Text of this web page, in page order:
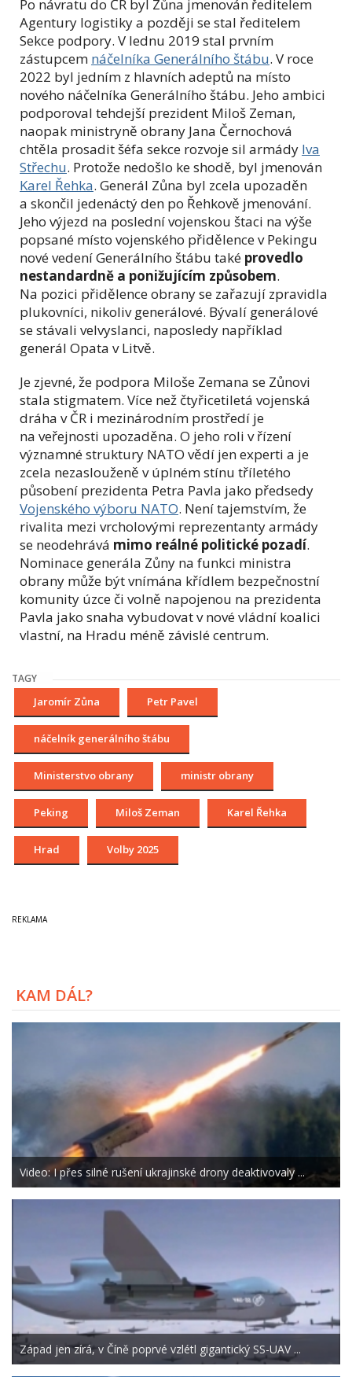
Po návratu do ČR byl Zůna jmenován ředitelem
Agentury logistiky a později se stal ředitelem
Sekce podpory. V lednu 2019 stal prvním
zástupcem náčelníka Generálního štábu. V roce
2022 byl jedním z hlavních adeptů na místo
nového náčelníka Generálního štábu. Jeho ambici
podporoval tehdejší prezident Miloš Zeman,
naopak ministryně obrany Jana Černochová
chtěla prosadit šéfa sekce rozvoje sil armády Iva
Střechu. Protože nedošlo ke shodě, byl jmenován
Karel Řehka. Generál Zůna byl zcela upozaděn
a skončil jedenáctý den po Řehkově jmenování.
Jeho výjezd na poslední vojenskou štaci na výše
popsané místo vojenského přidělence v Pekingu
nové vedení Generálního štábu také provedlo
nestandardně a ponižujícím způsobem.
Na pozici přidělence obrany se zařazují zpravidla
plukovníci, nikoliv generálové. Bývalí generálové
se stávali velvyslanci, naposledy například
generál Opata v Litvě.
Je zjevné, že podpora Miloše Zemana se Zůnovi
stala stigmatem. Více než čtyřicetiletá vojenská
dráha v ČR i mezinárodním prostředí je
na veřejnosti upozaděna. O jeho roli v řízení
významné struktury NATO vědí jen experti a je
zcela nezaslouženě v úplném stínu tříletého
působení prezidenta Petra Pavla jako předsedy
Vojenského výboru NATO. Není tajemstvím, že
rivalita mezi vrcholovými reprezentanty armády
se neodehrává mimo reálné politické pozadí.
Nominace generála Zůny na funkci ministra
obrany může být vnímána křídlem bezpečnostní
komunity úzce či volně napojenou na prezidenta
Pavla jako snaha vybudovat v nové vládní koalici
vlastní, na Hradu méně závislé centrum.
TAGY
Jaromír Zůna Petr Pavel
náčelník generálního štábu
Ministerstvo obrany ministr obrany
Peking Miloš Zeman Karel Řehka
Hrad Volby 2025
KAM DÁL?
Video: I přes silné rušení ukrajinské drony deaktivovaly ...
Západ jen zírá, v Číně poprvé vzlétl gigantický SS-UAV ...